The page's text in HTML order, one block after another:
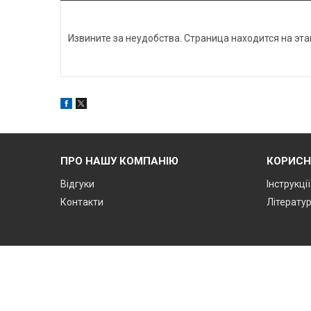
Извините за неудобства. Страница находится на
ПРО НАШУ КОМПАНІЮ
Відгуки
Контакти